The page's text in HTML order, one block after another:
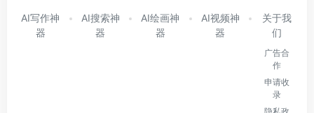
AI写作神
器
AI搜索神
器
AI绘画神
器
AI视频神
器
关于我
们
广告合
作
申请收
录